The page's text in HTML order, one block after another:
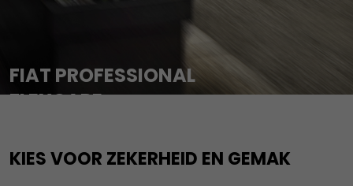
FIAT PROFESSIONAL
FLEXCARE
KIES VOOR ZEKERHEID EN GEMAK